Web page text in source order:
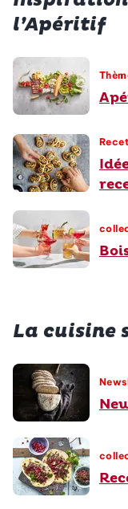
l’Apéritif
La cuisine